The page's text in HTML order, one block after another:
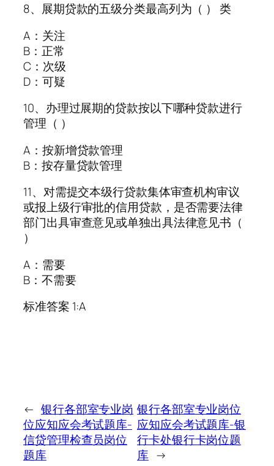
8、展期贷款的五级分类最高列为（ ） 类
A：关注
B：正常
C：次级
D：可疑
10、办理过展期的贷款按以下哪种贷款进行
管理（ ）
A：按新增贷款管理
B：按存量贷款管理
11、对需提交本级行贷款集体审查机构审议
或报上级行审批的信用贷款，是否需要法律
部门出具审查意见或单独出具法律意见书（
）
A：需要
B：不需要
标准答案 1:A
← 银行各部室专业岗
位应知应会考试题库-
信贷管理检查员岗位
题库
银行各部室专业岗位
应知应会考试题库-银
行卡处银行卡岗位题
库 →